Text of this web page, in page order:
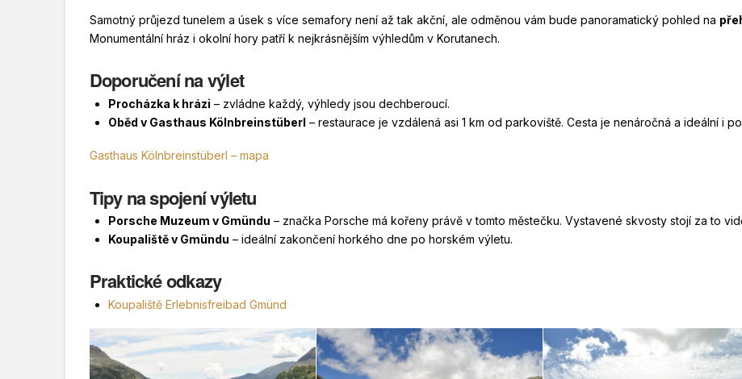
Samotný průjezd tunelem a úsek s více semafory není až tak akční, ale odměnou vám bude panoramatický pohled na
Monumentální hráz i okolní hory patří k nejkrásnějším výhledům v Korutanech.
Doporučení na výlet
Procházka k hrázi – zvládne každý, výhledy jsou dechberoucí.
Oběd v Gasthaus Kölnbreinstüberl – restaurace je vzdálená asi 1 km od parkoviště. Cesta je nenáročná a ideální i
Gasthaus Kölnbreinstüberl – mapa
Tipy na spojení výletu
Porsche Muzeum v Gmündu – značka Porsche má kořeny právě v tomto městečku. Vystavené skvosty stojí za to
Koupaliště v Gmündu – ideální zakončení horkého dne po horském výletu.
Praktické odkazy
Koupaliště Erlebnisfreibad Gmünd